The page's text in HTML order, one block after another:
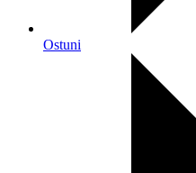
Ostuni